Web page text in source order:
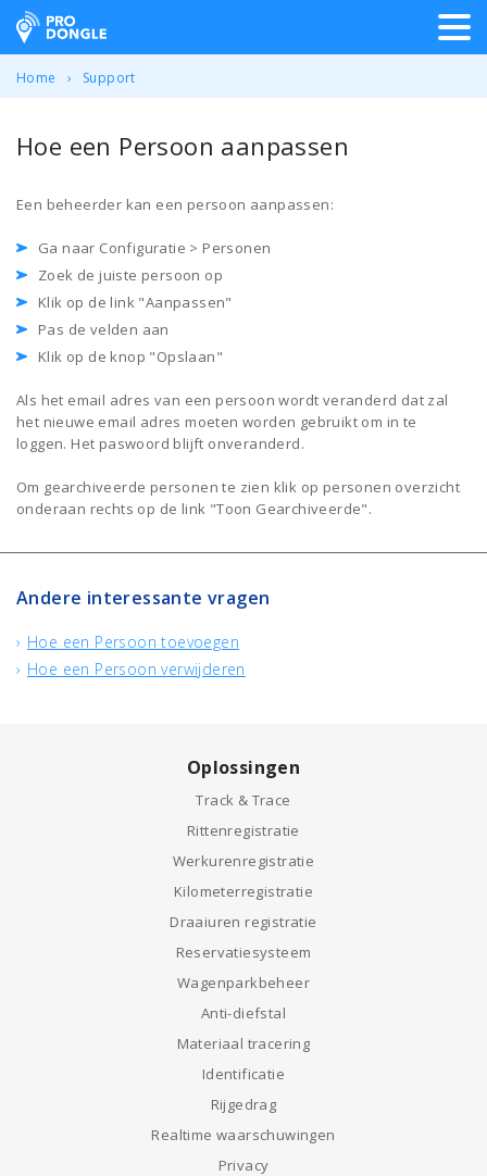
ProDongle Track & Trace
Home Support
Hoe een Persoon aanpassen
Een beheerder kan een persoon aanpassen:
Ga naar Configuratie > Personen
Zoek de juiste persoon op
Klik op de link "Aanpassen"
Pas de velden aan
Klik op de knop "Opslaan"
Als het email adres van een persoon wordt veranderd dat zal
het nieuwe email adres moeten worden gebruikt om in te
loggen. Het paswoord blijft onveranderd.
Om gearchiveerde personen te zien klik op personen overzicht
onderaan rechts op de link "Toon Gearchiveerde".
Andere interessante vragen
Hoe een Persoon toevoegen
Hoe een Persoon verwijderen
Oplossingen
Track & Trace
Rittenregistratie
Werkurenregistratie
Kilometerregistratie
Draaiuren registratie
Reservatiesysteem
Wagenparkbeheer
Anti-diefstal
Materiaal tracering
Identificatie
Rijgedrag
Realtime waarschuwingen
Privacy